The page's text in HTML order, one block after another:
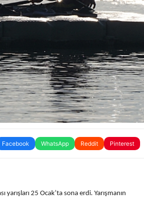
Facebook WhatsApp Reddit Pinterest
25 Ocak’ta sona erdi. Yarışmanın